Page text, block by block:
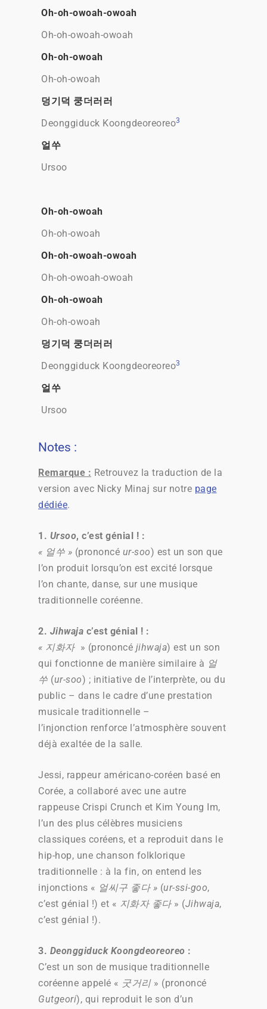
Oh-oh-owoah-owoah
Oh-oh-owoah-owoah
Oh-oh-owoah
Oh-oh-owoah
덩기덕 쿵더러러
Deonggiduck Koongdeoreoreo3
얼쑤
Ursoo
Oh-oh-owoah
Oh-oh-owoah
Oh-oh-owoah-owoah
Oh-oh-owoah-owoah
Oh-oh-owoah
Oh-oh-owoah
덩기덕 쿵더러러
Deonggiduck Koongdeoreoreo3
얼쑤
Ursoo
Notes :
Remarque : Retrouvez la traduction de la
version avec Nicky Minaj sur notre page
dédiée.
1. Ursoo, c’est génial ! :
« 얼쑤 » (prononcé ur-soo) est un son que
l’on produit lorsqu’on est excité lorsque
l’on chante, danse, sur une musique
traditionnelle coréenne.
2. Jihwaja c’est génial ! :
« 지화자» (prononcé jihwaja) est un son
qui fonctionne de manière similaire à 얼
쑤 (ur-soo) ; initiative de l’interprète, ou du
public – dans le cadre d’une prestation
musicale traditionnelle –
l’injonction renforce l’atmosphère souvent
déjà exaltée de la salle.
Jessi, rappeur américano-coréen basé en
Corée, a collaboré avec une autre
rappeuse Crispi Crunch et Kim Young Im,
l’un des plus célèbres musiciens
classiques coréens, et a reproduit dans le
hip-hop, une chanson folklorique
traditionnelle : à la fin, on entend les
injonctions « 얼씨구 좋다 » (ur-ssi-goo,
c’est génial !) et « 지화자 좋다» (Jihwaja,
c’est génial !).
3. Deonggiduck Koongdeoreoreo :
C’est un son de musique traditionnelle
coréenne appelé « 굿거리 » (prononcé
Gutgeori), qui reproduit le son d’un